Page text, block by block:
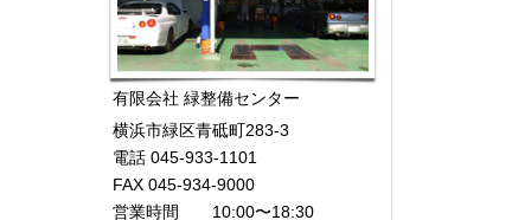
有限会社 緑整備センター
横浜市緑区青砥町283-3
電話 045-933-1101
FAX 045-934-9000
営業時間 10:00〜18:30